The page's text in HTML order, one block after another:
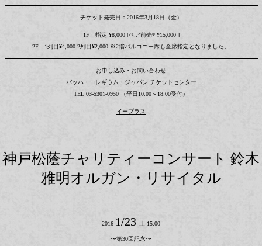
チケット発売日：2016年3月18日（金）
1F 指定 ¥8,000 [ペア前売* ¥15,000 ]
2F 1列目¥4,000 2列目¥2,000 ※2階バルコニー席も全席指定となりました。
お申し込み・お問い合わせ
バッハ・コレギウム・ジャパン チケットセンター
TEL 03-5301-0950 （平日10:00～18:00受付）
イープラス
神戸松蔭チャリティーコンサート 鈴木
雅明オルガン・リサイタル
2016 1/23 土 15:00
〜第30回記念〜